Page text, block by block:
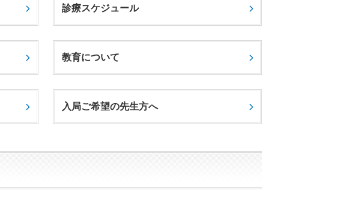
診療スケジュール
教育について
入局ご希望の先生方へ